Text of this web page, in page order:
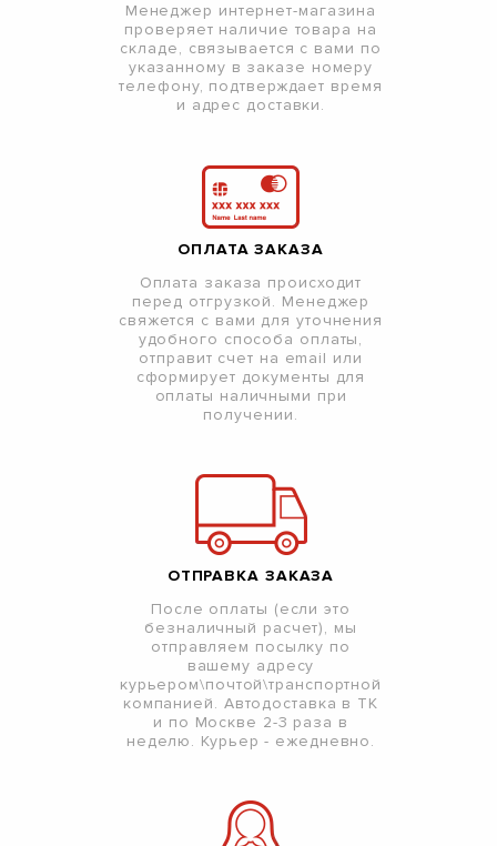
Менеджер интернет-магазина
проверяет наличие товара на
складе, связывается с вами по
указанному в заказе номеру
телефону, подтверждает время
и адрес доставки.
ОПЛАТА ЗАКАЗА
Оплата заказа происходит
перед отгрузкой. Менеджер
свяжется с вами для уточнения
удобного способа оплаты,
отправит счет на email или
сформирует документы для
оплаты наличными при
получении.
ОТПРАВКА ЗАКАЗА
После оплаты (если это
безналичный расчет), мы
отправляем посылку по
вашему адресу
курьером\почтой\транспортной
компанией. Автодоставка в ТК
и по Москве 2-3 раза в
неделю. Курьер - ежедневно.